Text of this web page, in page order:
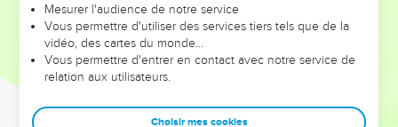
leur foi ou leur vision. Mais on voit moins les doutes, les erreurs
et les saisons difficiles qu'ils ont traversés, alors même que ce
sont elles qui les ont façonnés.
Dans cette conférence, leaders, entrepreneurs, et responsables
clés pour avancer avec plus de sagesse afin que leurs erreurs
Mesurer l'audience de notre service
Vous permettre d'utiliser des services tiers tels que de la
vidéo, des cartes du monde…
Vous permettre d'entrer en contact avec notre service de
relation aux utilisateurs.
Choisir mes cookies